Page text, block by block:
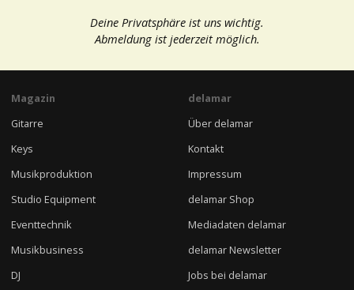
Deine Privatsphäre ist uns wichtig.
Abmeldung ist jederzeit möglich.
Magazin
Gitarre
Keys
Musikproduktion
Studio Equipment
Eventtechnik
Musikbusiness
DJ
delamar
Über delamar
Kontakt
Impressum
delamar Shop
Mediadaten delamar
delamar Newsletter
Jobs bei delamar